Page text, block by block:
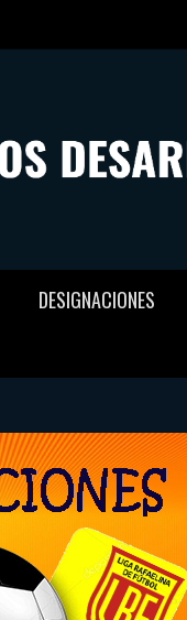
DESIGNACIONES